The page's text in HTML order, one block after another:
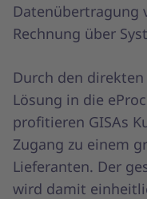
Datenübertragung
Rechnung über
Durch den
Lösung in die
profitieren GISAs
Zugang zu einem
Lieferanten. Der
wird damit